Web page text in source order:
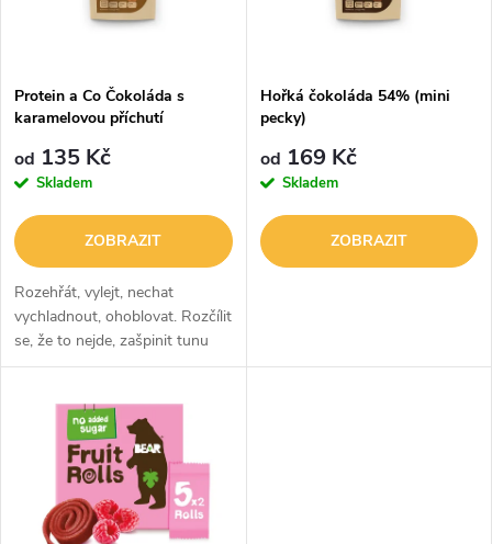
p
r
o
d
u
s
p
r
o
d
u
Protein a Co Čokoláda s
karamelovou příchutí
od 135 Kč
Skladem
ZOBRAZIT
Rozehřát, vylejt, nechat
vychladnout, ohoblovat. Rozčílit
se, že to nejde, zašpinit tunu
nádobí. Vzdát to a čokoládu
postup přípravy čokoládových...
Hořká čokoláda 54% (mini
pecky)
od 169 Kč
Skladem
ZOBRAZIT